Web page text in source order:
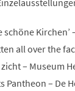
schöne
all over the
– Museum
Pantheon – De